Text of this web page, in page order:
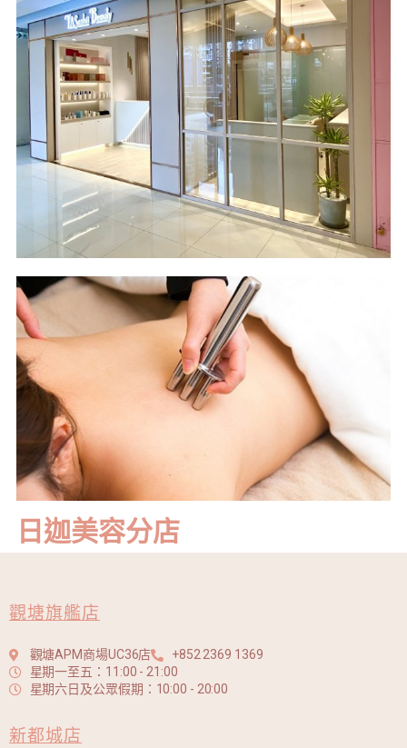
日迦美容分店
觀塘旗艦店
觀塘APM商場UC36店
+852 2369 1369
星期一至五：11:00 - 21:00
星期六日及公眾假期：10:00 - 20:00
新都城店